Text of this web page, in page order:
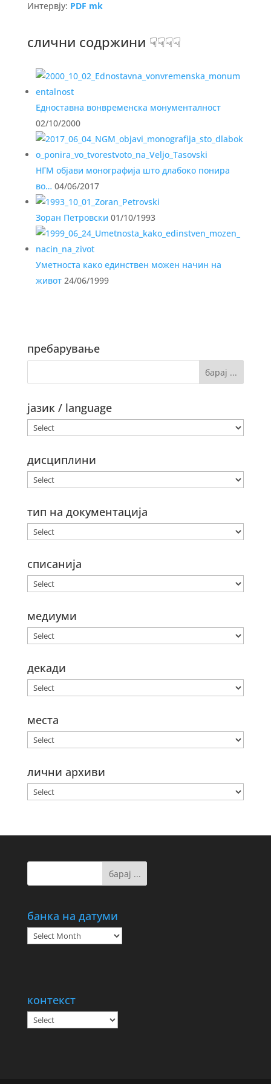
Интервју: PDF mk
слични содржини ☟☟☟☟
Едноставна вонвременска монументалност
02/10/2000
НГМ објави монографија што длабоко понира
во… 04/06/2017
Зоран Петровски 01/10/1993
Уметноста како единствен можен начин на
живот24/06/1999
пребарување
јазик / language
дисциплини
тип на документација
списанија
медиуми
декади
места
лични архиви
банка на датуми
банка
на
контекст